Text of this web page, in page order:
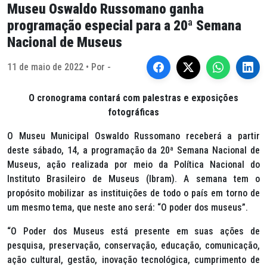
Museu Oswaldo Russomano ganha
programação especial para a 20ª Semana
Nacional de Museus
11 de maio de 2022 • Por -
O cronograma contará com palestras e exposições
fotográficas
O Museu Municipal Oswaldo Russomano receberá a partir
deste sábado, 14, a programação da 20ª Semana Nacional de
Museus, ação realizada por meio da Política Nacional do
Instituto Brasileiro de Museus (Ibram). A semana tem o
propósito mobilizar as instituições de todo o país em torno de
um mesmo tema, que neste ano será: “O poder dos museus”.
“O Poder dos Museus está presente em suas ações de
pesquisa, preservação, conservação, educação, comunicação,
ação cultural, gestão, inovação tecnológica, cumprimento de